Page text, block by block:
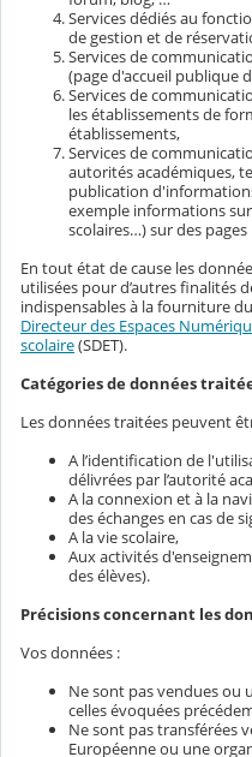
Services dédiés au
de gestion et de
Services de
(page d'accueil publique
Services de
les établissements de
établissements,
Services de
autorités académiques,
publication
exemple informations
scolaires…) sur des
En tout état de cause les
utilisées pour d’autres finalités
indispensables à la fourniture
Directeur des Espaces
scolaire(SDET).
Catégories de données
Les données traitées peuvent
A l’identification de
délivrées par l’autorité
A la connexion et à la
des échanges en cas de
A la vie scolaire,
Aux activités
des élèves).
Précisions concernant les
Vos données :
Ne sont pas vendues ou
celles évoquées
Ne sont pas transférées
Européenne ou une